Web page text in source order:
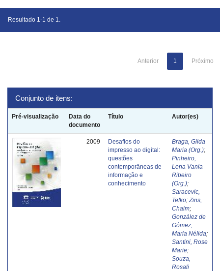
Resultado 1-1 de 1.
Anterior 1 Próximo
Conjunto de itens:
Pré-visualização
Data do
documento
Título Autor(es)
2009
Desafios do
impresso ao digital:
questões
contemporâneas de
informação e
conhecimento
Braga, Gilda
Maria (Org.);
Pinheiro,
Lena Vania
Ribeiro
(Org.);
Saracevic,
Tefko; Zins,
Chaim;
González de
Gómez,
Maria Nélida;
Santini, Rose
Marie;
Souza,
Rosali